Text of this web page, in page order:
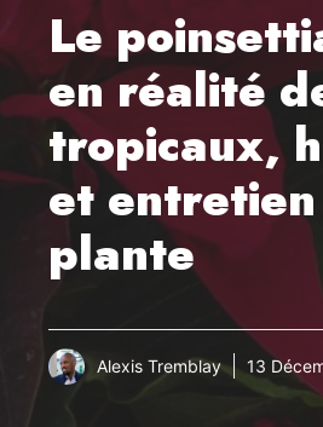
Le
en réalité
tropicaux,
et
plante
Alexis Tremblay 13